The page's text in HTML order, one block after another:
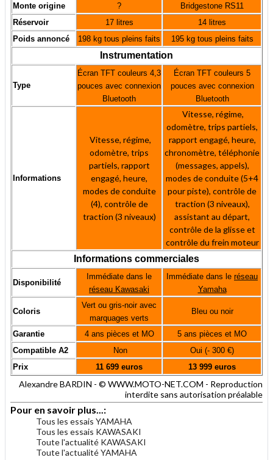
Monte origine
?
Bridgestone RS11
Réservoir
17 litres
14 litres
Poids annoncé
198 kg tous pleins faits 195 kg tous pleins faits
Instrumentation
Type
Écran TFT couleurs 4,3
pouces avec connexion
Bluetooth
Écran TFT couleurs 5
pouces avec connexion
Bluetooth
Informations
Vitesse, régime,
odomètre, trips
partiels, rapport
engagé, heure,
modes de conduite
(4), contrôle de
traction (3 niveaux)
Vitesse, régime,
odomètre, trips partiels,
rapport engagé, heure,
chronomètre, téléphonie
(messages, appels),
modes de conduite (5+4
pour piste), contrôle de
traction (3 niveaux),
assistant au départ,
contrôle de la glisse et
contrôle du frein moteur
Informations commerciales
Disponibilité
Immédiate dans le
réseau Kawasaki
Immédiate dans le réseau
Yamaha
Coloris
Vert ou gris-noir avec
marquages verts
Bleu ou noir
Garantie 4 ans pièces et MO
5 ans pièces et MO
Compatible A2
Non
Oui (- 300 €)
Prix
11 699 euros 13 999 euros
Alexandre BARDIN - © WWW.MOTO-NET.COM - Reproduction
interdite sans autorisation préalable
Pour en savoir plus...:
Tous les essais YAMAHA
Tous les essais KAWASAKI
Toute l'actualité KAWASAKI
Toute l'actualité YAMAHA